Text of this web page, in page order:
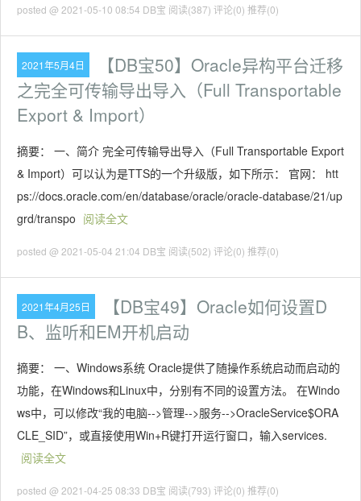
posted @ 2021-05-10 08:54 DB宝 阅读(387) 评论(0) 推荐(0)
2021年5月4日
【DB宝50】Oracle异构平台迁移
之完全可传输导出导入（Full Transportable
Export & Import）
摘要： 一、简介 完全可传输导出导入（Full Transportable Export
& Import）可以认为是TTS的一个升级版，如下所示： 官网： htt
ps://docs.oracle.com/en/database/oracle/oracle-database/21/up
grd/transpo 阅读全文
posted @ 2021-05-04 21:04 DB宝 阅读(502) 评论(0) 推荐(0)
2021年4月25日
【DB宝49】Oracle如何设置D
B、监听和EM开机启动
摘要： 一、Windows系统 Oracle提供了随操作系统启动而启动的
功能，在Windows和Linux中，分别有不同的设置方法。 在Windo
ws中，可以修改“我的电脑-->管理-->服务-->OracleService$ORA
CLE_SID”，或直接使用Win+R键打开运行窗口，输入services.
阅读全文
posted @ 2021-04-25 08:33 DB宝 阅读(793) 评论(0) 推荐(0)